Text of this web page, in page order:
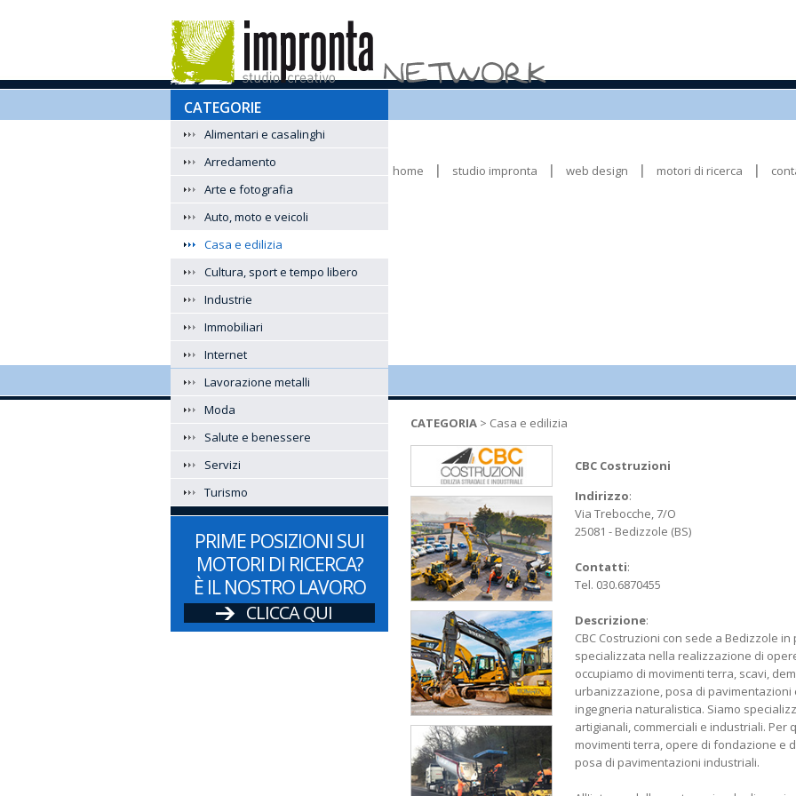
home studio impronta web design motori di ricerca
CATEGORIE
Alimentari e casalinghi
Arredamento
Arte e fotografia
Auto, moto e veicoli
Casa e edilizia
Cultura, sport e tempo libero
Industrie
Immobiliari
Internet
Lavorazione metalli
Moda
Salute e benessere
Servizi
Turismo
PRIME POSIZIONI SUI
MOTORI DI RICERCA?
È IL NOSTRO LAVORO
CLICCA QUI
CATEGORIA > Casa e edilizia
CBC Costruzioni
Indirizzo:
Via Trebocche, 7/O
25081 - Bedizzole (BS)
Contatti:
Tel. 030.6870455
Descrizione:
CBC Costruzioni con sede a Bedizzole
specializzata nella realizzazione di
occupiamo di movimenti terra, scavi,
urbanizzazione, posa di
ingegneria naturalistica. Siamo
artigianali, commerciali e industriali.
movimenti terra, opere di fondazione e
posa di pavimentazioni industriali.